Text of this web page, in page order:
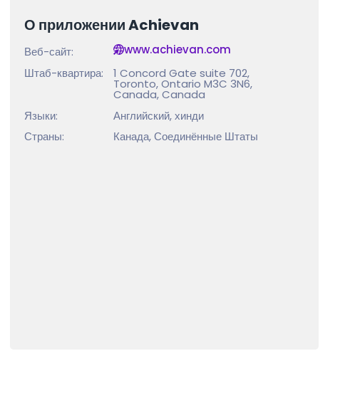
О приложении Achievan
Веб-сайт:
www.achievan.com
Штаб-квартира:
1 Concord Gate suite 702,
Toronto, Ontario M3C 3N6,
Canada, Canada
Языки:
Английский, хинди
Страны:
Канада, Соединённые Штаты